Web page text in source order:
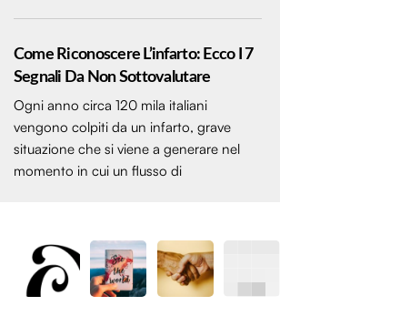
Come Riconoscere L’infarto: Ecco I 7
Segnali Da Non Sottovalutare
Ogni anno circa 120 mila italiani
vengono colpiti da un infarto, grave
situazione che si viene a generare nel
momento in cui un flusso di